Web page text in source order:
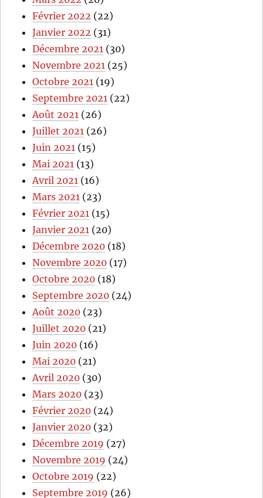
Février 2022 (22)
Janvier 2022 (31)
Décembre 2021 (30)
Novembre 2021 (25)
Octobre 2021 (19)
Septembre 2021 (22)
Août 2021 (26)
Juillet 2021 (26)
Juin 2021 (15)
Mai 2021 (13)
Avril 2021 (16)
Mars 2021 (23)
Février 2021 (15)
Janvier 2021 (20)
Décembre 2020 (18)
Novembre 2020 (17)
Octobre 2020 (18)
Septembre 2020 (24)
Août 2020 (23)
Juillet 2020 (21)
Juin 2020 (16)
Mai 2020 (21)
Avril 2020 (30)
Mars 2020 (23)
Février 2020 (24)
Janvier 2020 (32)
Décembre 2019 (27)
Novembre 2019 (24)
Octobre 2019 (22)
Septembre 2019 (26)